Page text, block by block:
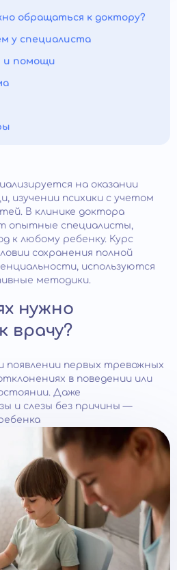
обращаться к доктору?
у специалиста
и помощи
на оказании
изучении психики с учетом
В клинике доктора
опытные специалисты,
к любому ребенку. Курс
сохранения полной
используются
методики.
нужно
врачу?
первых тревожных
в поведении или
Даже
и слезы без причины —